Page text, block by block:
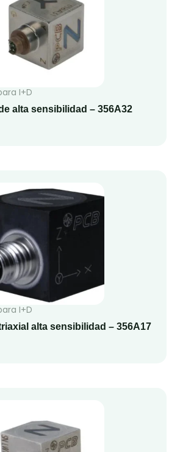
I+D
alta sensibilidad – 356A32
I+D
alta sensibilidad – 356A17